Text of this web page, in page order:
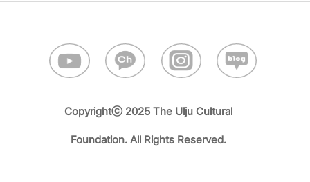
Copyrightⓒ 2025 The Ulju Cultural
Foundation. All Rights Reserved.